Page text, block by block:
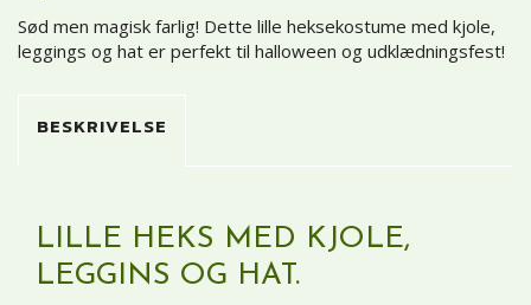
Sød men magisk farlig! Dette lille heksekostume med kjole,
leggings og hat er perfekt til halloween og udklædningsfest!
BESKRIVELSE
LILLE HEKS MED KJOLE,
LEGGINS OG HAT.